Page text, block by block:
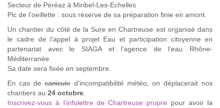
Secteur de Péréaz à Miribel-Les-Echelles
Pic de l’oeillette : sous réserve de sa préparation finie en amont.
Un chantier du côté de la Sure en Chartreuse est organisé dans
le cadre de l’appel à projet Eau et participation citoyenne en
partenariat avec le SIAGA et l’agence de l’eau Rhône-
Méditerranée.
Sa date sera fixée en septembre.
En cas decaniculed’incompatibilité météo, on déplacerait nos
chantiers au 24 octobre.
Inscrivez-vous à l’infolettre de Chartreuse propre pour avoir la